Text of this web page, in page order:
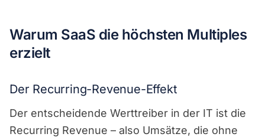
Warum SaaS die höchsten Multiples
erzielt
Der Recurring-Revenue-Effekt
Der entscheidende Werttreiber in der IT ist die
Recurring Revenue – also Umsätze, die ohne